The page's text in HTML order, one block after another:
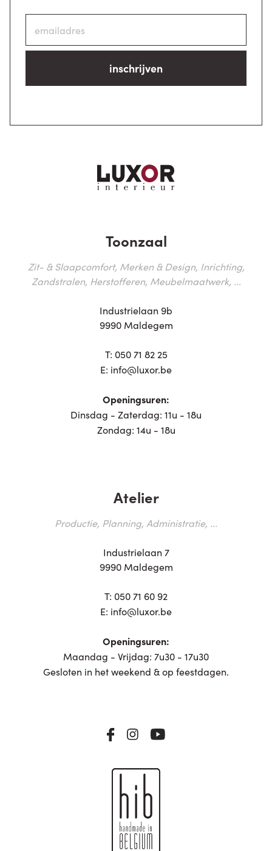
inschrijven
Toonzaal
Zit- & Slaapcomfort, Merken & Design, Inrichting,
Zandstralen, Herstofferen, Meubelmaatwerk, ...
Industrielaan 9b
9990 Maldegem
T: 050 71 82 25
E: info@luxor.be
Openingsuren:
Dinsdag - Zaterdag: 11u - 18u
Zondag: 14u - 18u
Atelier
Productie, Planning, Administratie, ...
Industrielaan 7
9990 Maldegem
T: 050 71 60 92
E: info@luxor.be
Openingsuren:
Maandag - Vrijdag: 7u30 - 17u30
Gesloten in het weekend & op feestdagen.